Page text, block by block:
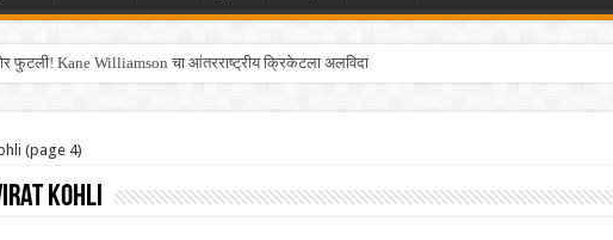
फुटली! Kane Williamson चा आंतरराष्ट्रीय क्रिकेटला अलविदा
(page 4)
Kohli